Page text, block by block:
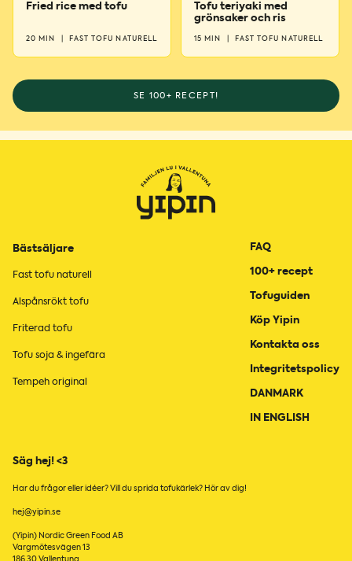
Fried rice med tofu
20 MIN FAST TOFU NATURELL
Tofu teriyaki med
grönsaker och ris
15 MIN FAST TOFU NATURELL
SE 100+ RECEPT!
Säg hej! <3
Har du frågor eller idéer? Vill du sprida tofukärlek? Hör av dig!
hej@yipin.se
(Yipin) Nordic Green Food AB
Vargmötesvägen 13
Bästsäljare
Fast tofu naturell
Alspånsrökt tofu
Friterad tofu
Tofu soja & ingefära
Tempeh original
FAQ
100+ recept
Tofuguiden
Köp Yipin
Kontakta oss
Integritetspolicy
DANMARK
IN ENGLISH